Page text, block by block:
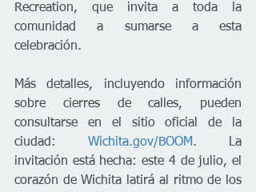
Recreation, que invita a toda la
comunidad a sumarse a esta
celebración.
Más detalles, incluyendo información
sobre cierres de calles, pueden
consultarse en el sitio oficial de la
ciudad: Wichita.gov/BOOM. La
invitación está hecha: este 4 de julio, el
corazón de Wichita latirá al ritmo de los